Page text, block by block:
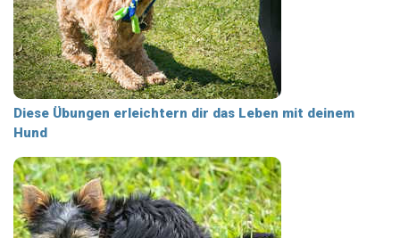
Diese Übungen erleichtern dir das Leben mit deinem
Hund